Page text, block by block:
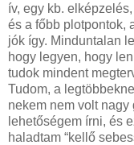
ív, egy kb.
és a főbb plotpontok,
jók így. Minduntalan
hogy legyen, hogy
tudok mindent
Tudom, a
nekem nem volt
lehetőségem írni, és
haladtam “kellő